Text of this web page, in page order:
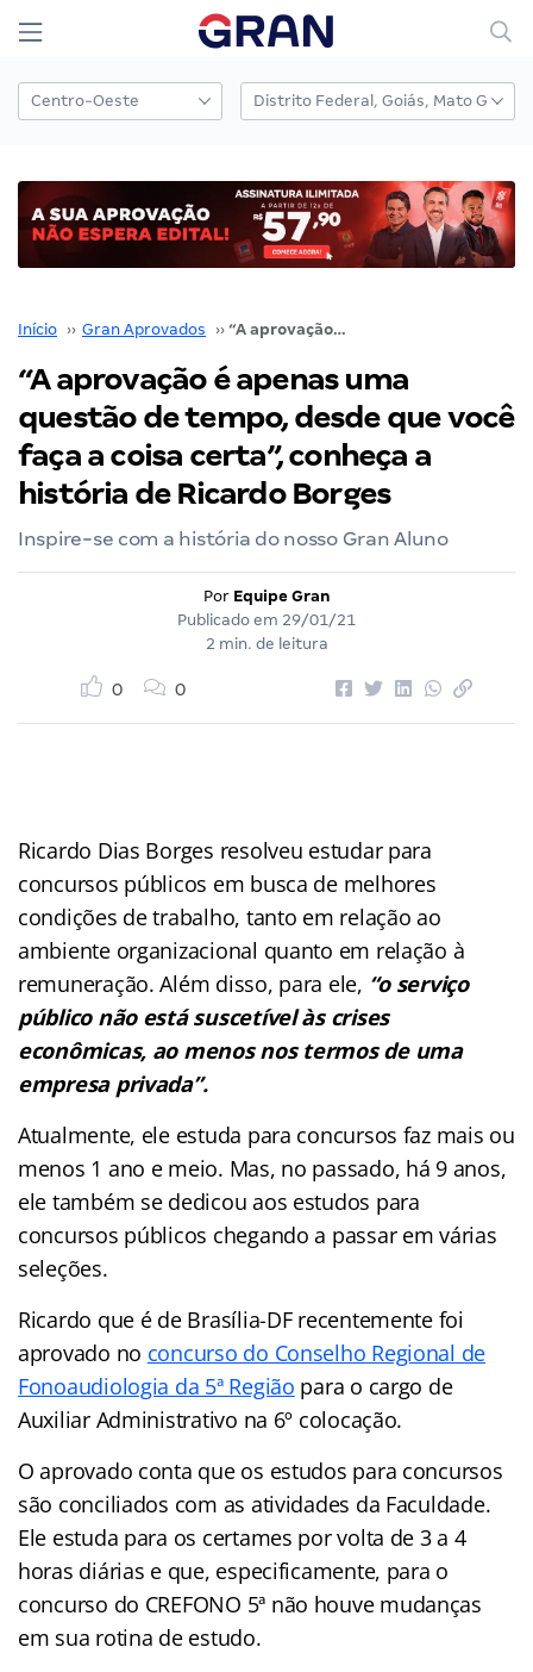
Início ›› Gran Aprovados ›› “A aprovação é apenas uma questão de tempo, desde que você faça a coisa certa”, conheça a história de Ricardo Borges
“A aprovação é apenas uma
questão de tempo, desde que você
faça a coisa certa”, conheça a
história de Ricardo Borges
Inspire-se com a história do nosso Gran Aluno
Por Equipe Gran
Publicado em 29/01/21
2 min. de leitura
0 0
Ricardo Dias Borges resolveu estudar para
concursos públicos em busca de melhores
condições de trabalho, tanto em relação ao
ambiente organizacional quanto em relação à
remuneração. Além disso, para ele, “o serviço
público não está suscetível às crises
econômicas, ao menos nos termos de uma
empresa privada”.
Atualmente, ele estuda para concursos faz mais ou
menos 1 ano e meio. Mas, no passado, há 9 anos,
ele também se dedicou aos estudos para
concursos públicos chegando a passar em várias
seleções.
Ricardo que é de Brasília-DF recentemente foi
aprovado no concurso do Conselho Regional de
Fonoaudiologia da 5ª Região para o cargo de
Auxiliar Administrativo na 6º colocação.
O aprovado conta que os estudos para concursos
são conciliados com as atividades da Faculdade.
Ele estuda para os certames por volta de 3 a 4
horas diárias e que, especificamente, para o
concurso do CREFONO 5ª não houve mudanças
em sua rotina de estudo.